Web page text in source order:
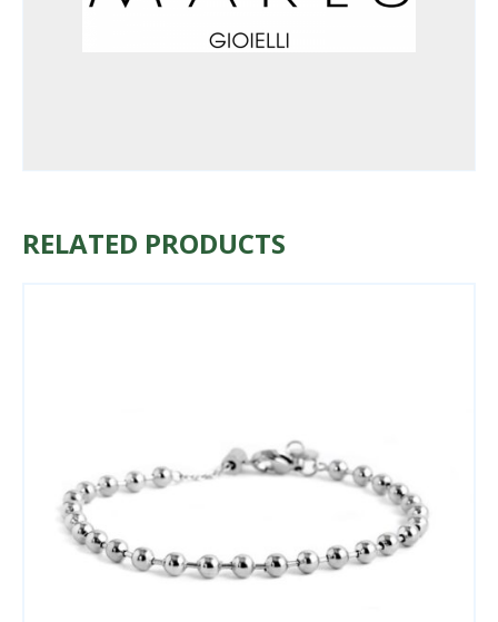
RELATED PRODUCTS